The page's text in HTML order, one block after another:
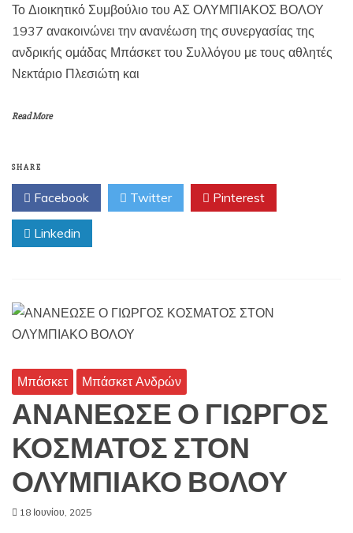
Το Διοικητικό Συμβούλιο του ΑΣ ΟΛΥΜΠΙΑΚΟΣ ΒΟΛΟΥ
1937 ανακοινώνει την ανανέωση της συνεργασίας της
ανδρικής ομάδας Μπάσκετ του Συλλόγου με τους αθλητές
Νεκτάριο Πλεσιώτη και
Read More
SHARE
Facebook Twitter Pinterest
Linkedin
Μπάσκετ Μπάσκετ Ανδρών
ΑΝΑΝΕΩΣΕ Ο ΓΙΩΡΓΟΣ
ΚΟΣΜΑΤΟΣ ΣΤΟΝ
ΟΛΥΜΠΙΑΚΟ ΒΟΛΟΥ
18 Ιουνίου, 2025